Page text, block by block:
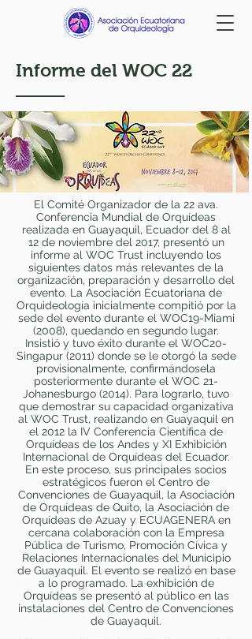
Informe del WOC 22
El Comité Organizador de la 22 ava.
Conferencia Mundial de Orquídeas
realizada en Guayaquil, Ecuador del 8 al
12 de noviembre del 2017, presentó un
informe al WOC Trust incluyendo los
siguientes datos más relevantes de la
organización, preparación y desarrollo del
evento. La Asociación Ecuatoriana de
Orquideología inicialmente compitió por la
sede del evento durante el WOC19-Miami
(2008), quedando en segundo lugar.
Insistió y tuvo éxito durante el WOC20-
Singapur (2011) donde se le otorgó la sede
provisionalmente, confirmándosela
posteriormente durante el WOC 21-
Johanesburgo (2014). Para lograrlo, tuvo
que demostrar su capacidad organizativa
al WOC Trust, realizando en Guayaquil en
el 2012 la IV Conferencia Científica de
Orquídeas de los Andes y XI Exhibición
Internacional de Orquídeas del Ecuador.
En este proceso, sus principales socios
estratégicos fueron el Centro de
Convenciones de Guayaquil, la Asociación
de Orquídeas de Quito, la Asociación de
Orquídeas de Azuay y ECUAGENERA en
cercana colaboración con la Empresa
Pública de Turismo, Promoción Cívica y
Relaciones Internacionales del Municipio
de Guayaquil. El evento se realizó en base
a lo programado. La exhibición de
Orquídeas se presentó al público en las
instalaciones del Centro de Convenciones
de Guayaquil.